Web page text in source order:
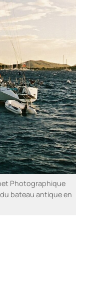
Photographique
bateau antique en